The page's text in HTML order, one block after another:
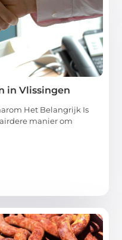
in Vlissingen
Het Belangrijk Is
manier om